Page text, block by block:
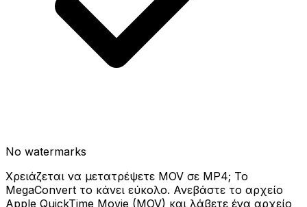
No watermarks
Χρειάζεται να μετατρέψετε MOV σε MP4; Το
MegaConvert το κάνει εύκολο. Ανεβάστε το αρχείο
Apple QuickTime Movie (MOV) και λάβετε ένα αρχείο